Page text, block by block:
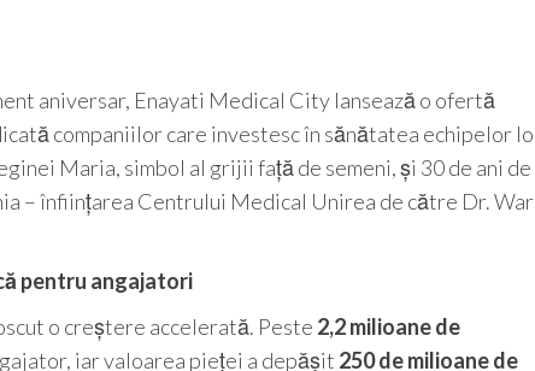
aniversar, Enayati Medical City lansează o ofertă
companiilor care investesc în sănătatea echipelor
Maria, simbol al grijii față de semeni, și 30 de ani de
– înființarea Centrului Medical Unirea de către Dr.
pentru angajatori
o creștere accelerată. Peste 2,2 milioane de
iar valoarea pieței a depășit 250 de milioane de